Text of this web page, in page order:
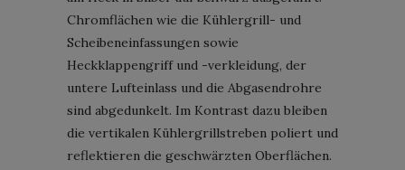
Chromflächen wie die Kühlergrill- und
Scheibeneinfassungen sowie
Heckklappengriff und -verkleidung, der
untere Lufteinlass und die Abgasendrohre
sind abgedunkelt. Im Kontrast dazu bleiben
die vertikalen Kühlergrillstreben poliert und
reflektieren die geschwärzten Oberflächen.